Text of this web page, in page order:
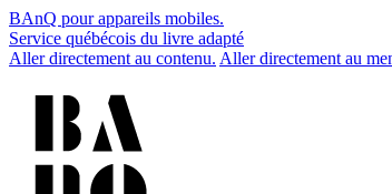
BAnQ pour appareils mobiles.
Service québécois du livre adapté
Aller directement au contenu. Aller directement au